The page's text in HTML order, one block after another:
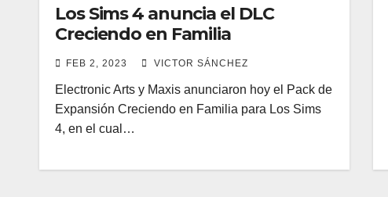
Los Sims 4 anuncia el DLC
Creciendo en Familia
FEB 2, 2023 VICTOR SÁNCHEZ
Electronic Arts y Maxis anunciaron hoy el Pack de
Expansión Creciendo en Familia para Los Sims
4, en el cual…